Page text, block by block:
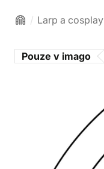
Larp a cosplay
Pouze v imago